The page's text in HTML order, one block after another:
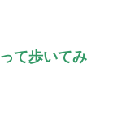
て歩いてみ